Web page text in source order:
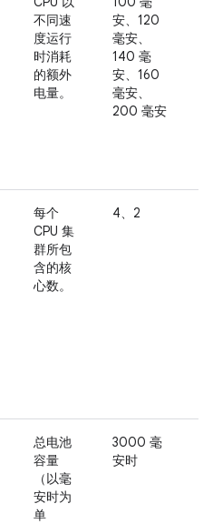
不同速
度运行
时消耗
的额外
电量。
安、120
毫安、
140 毫
安、160
毫安、
200 毫安
每个
CPU 集
群所包
含的核
心数。
4、2
总电池
容量
（以毫
安时为
单
3000 毫
安时